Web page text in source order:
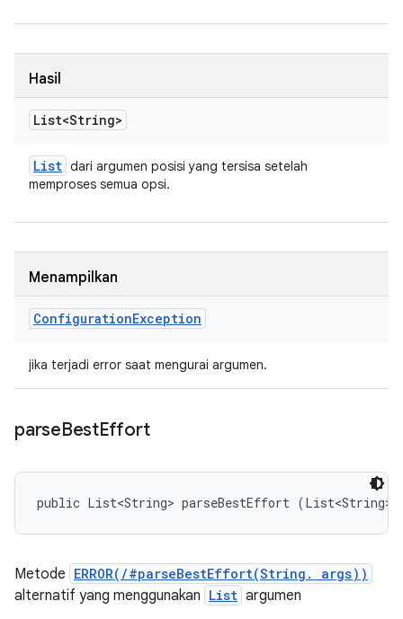
Hasil
List<String>
List dari argumen posisi yang tersisa setelah
memproses semua opsi.
Menampilkan
ConfigurationException
jika terjadi error saat mengurai argumen.
parseBestEffort
public List<String> parseBestEffort (List<String>
Metode ERROR(/#parseBestEffort(String. args))
alternatif yang menggunakan List argumen